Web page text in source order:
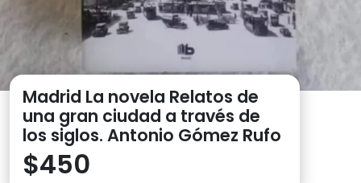
Madrid La novela Relatos de
una gran ciudad a través de
los siglos. Antonio Gómez Rufo
$450